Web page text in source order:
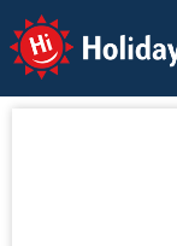
Holiday